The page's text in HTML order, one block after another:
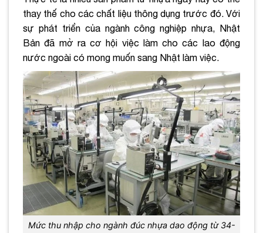
thay thế cho các chất liệu thông dụng trước đó. Với
sự phát triển của ngành công nghiệp nhựa, Nhật
Bản đã mở ra cơ hội việc làm cho các lao động
nước ngoài có mong muốn sang Nhật làm việc.
Mức thu nhập cho ngành đúc nhựa dao động từ 34-